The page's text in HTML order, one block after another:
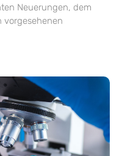
Neuerungen, dem